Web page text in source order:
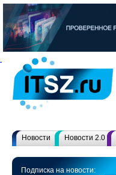
Новости Новости 2.0
Подписка на новости: